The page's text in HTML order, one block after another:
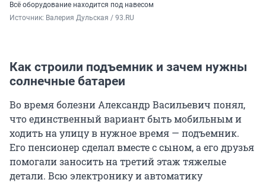
Всё оборудование находится под навесом
Источник: Валерия Дульская / 93.RU
Как строили подъемник и зачем нужны
солнечные батареи
Во время болезни Александр Васильевич понял,
что единственный вариант быть мобильным и
ходить на улицу в нужное время — подъемник.
Его пенсионер сделал вместе с сыном, а его друзья
помогали заносить на третий этаж тяжелые
детали. Всю электронику и автоматику